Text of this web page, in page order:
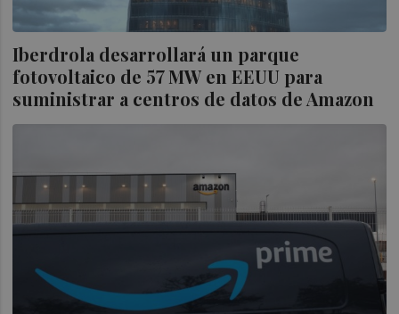
Iberdrola desarrollará un parque
fotovoltaico de 57 MW en EEUU para
suministrar a centros de datos de Amazon